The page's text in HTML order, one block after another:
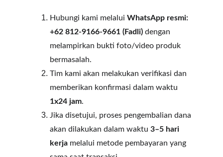
Hubungi kami melalui WhatsApp resmi:
+62 812-9166-9661 (Fadli) dengan
melampirkan bukti foto/video produk
bermasalah.
Tim kami akan melakukan verifikasi dan
memberikan konfirmasi dalam waktu
1x24 jam.
Jika disetujui, proses pengembalian dana
akan dilakukan dalam waktu 3–5 hari
kerja melalui metode pembayaran yang